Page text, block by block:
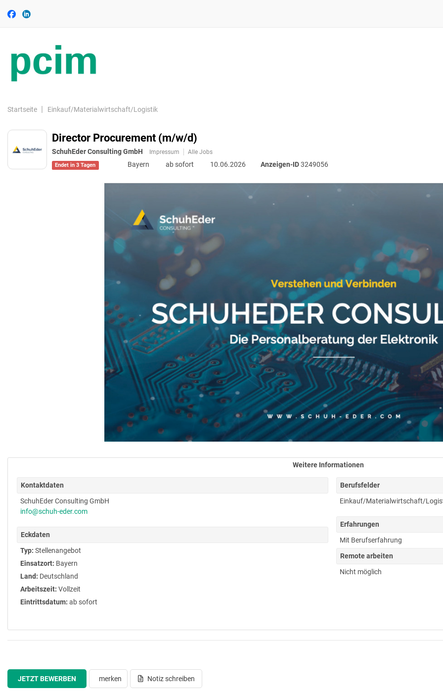
Modus
Inhalt
Auf Auf
Startseite Einkauf/Materialwirtschaft/Logistik
Director Procurement (m/w/d)
SchuhEder Consulting GmbH Impressum Alle Jobs
Endet in 3 Tagen Bayern ab sofort 10.06.2026 Anzeigen-ID 3249056
Weitere Informationen
Kontaktdaten
SchuhEder Consulting GmbH
info@schuh-eder.com
Eckdaten
Typ: Stellenangebot
Einsatzort: Bayern
Land: Deutschland
Arbeitszeit: Vollzeit
Eintrittsdatum: ab sofort
Berufsfelder
Einkauf/Materialwirtschaft/
Erfahrungen
Mit Berufserfahrung
Remote arbeiten
Nicht möglich
JETZT BEWERBEN merken Notiz schreiben